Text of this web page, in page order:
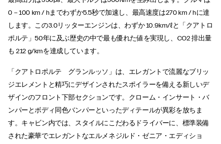
0－100 km / hまでわずか5.5秒で加速し、最高速度は270 km / hに達
します。この3.0リッターエンジンは、わずか 10.9km/ℓと「クアトロ
ポルテ」50年に及ぶ歴史の中で最も優れた値を実現し、CO2 排出量
も 212 g/kmを達成しています。
「クアトロポルテ グランルッソ」は、エレガントで流麗なブリッ
ジエレメントと精巧にデザインされたスポイラーを備える新しいデ
ザインのフロント下部セクションです。クローム・インサート・バ
ンパーとボディ同色バンパーといったディテールが異彩を放ちま
す。キャビン内では、スタイルにこだわるドライバーに、標準装備
された豪華でエレガントなエルメネジルド・ゼニア・エディショ